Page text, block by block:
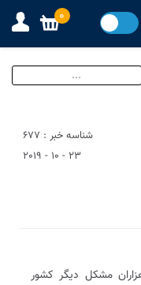
شناسه خبر : 677
23 - 10 - 2019
مشکل دیگر کشور
0